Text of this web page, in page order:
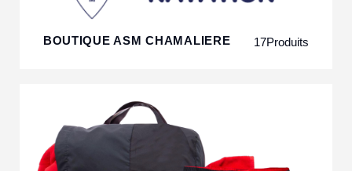
BOUTIQUE ASM CHAMALIERE 17Produits